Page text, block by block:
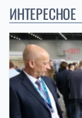
ИНТЕРЕСНОЕ